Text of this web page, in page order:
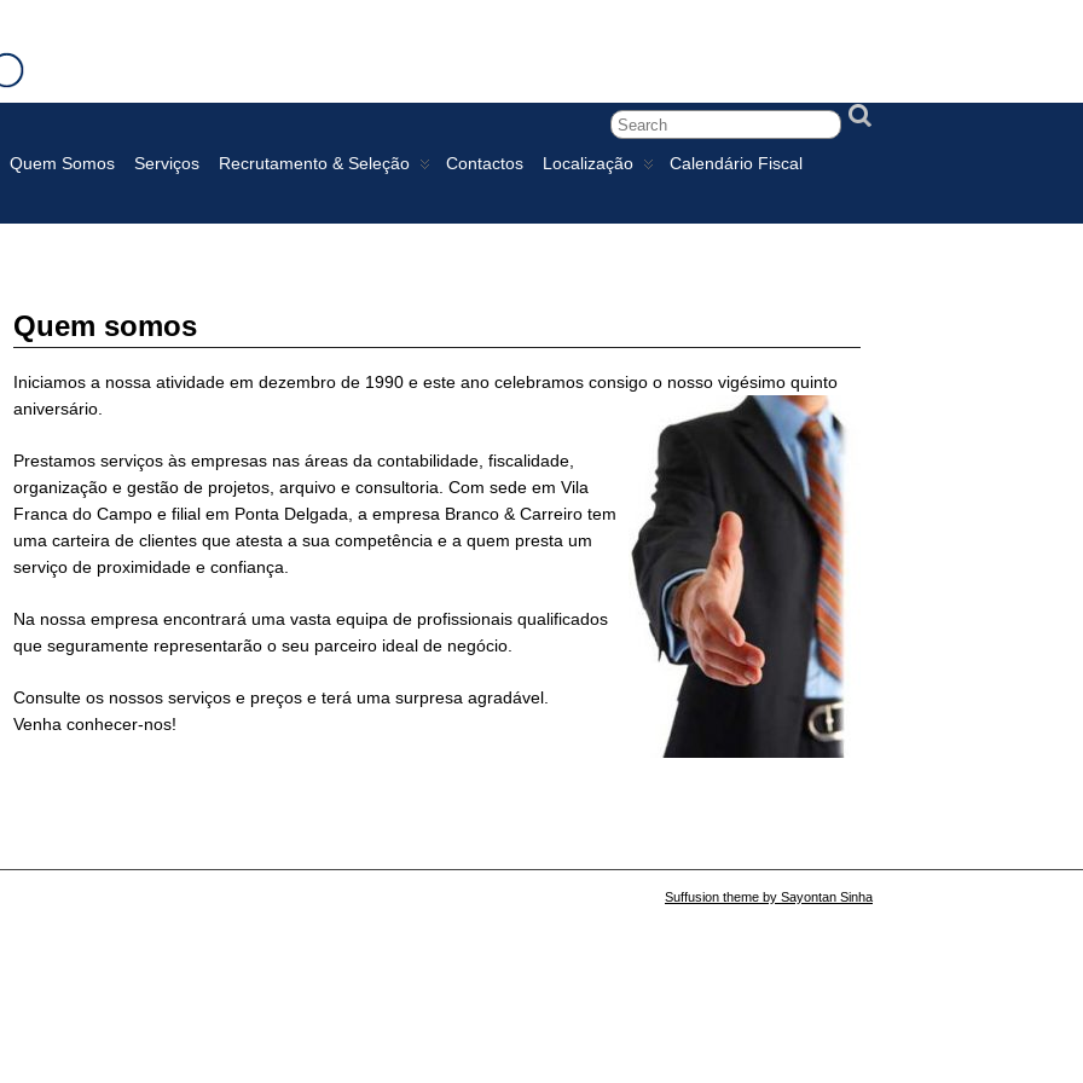
E GESTÃO
Quem Somos Serviços Recrutamento & Seleção Contactos Localização Calendário Fiscal
Quem somos
Iniciamos a nossa atividade em dezembro de 1990 e este ano celebramos consigo o nosso vigésimo quinto
aniversário.
Prestamos serviços às empresas nas áreas da contabilidade, fiscalidade,
organização e gestão de projetos, arquivo e consultoria. Com sede em Vila
Franca do Campo e filial em Ponta Delgada, a empresa Branco & Carreiro tem
uma carteira de clientes que atesta a sua competência e a quem presta um
serviço de proximidade e confiança.
Na nossa empresa encontrará uma vasta equipa de profissionais qualificados
que seguramente representarão o seu parceiro ideal de negócio.
Consulte os nossos serviços e preços e terá uma surpresa agradável.
Venha conhecer-nos!
Suffusion theme by Sayontan Sinha